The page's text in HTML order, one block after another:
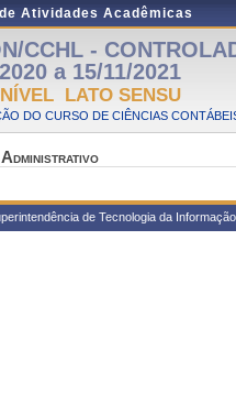
Atividades Acadêmicas
CCHL -
a 15/11/2021
LATO SENSU
DO CURSO DE CIÊNCIAS
de Tecnologia da